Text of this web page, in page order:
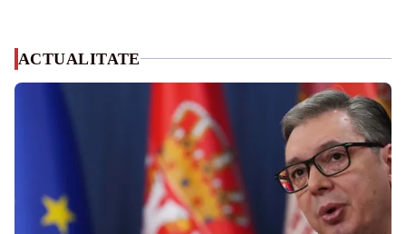
ACTUALITATE